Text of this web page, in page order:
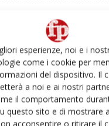
esperienze, noi e i
come i cookie per
del dispositivo. Il
a noi e ai nostri
il comportamento
questo sito e di mostrare
acconsentire o ritirare il
Daniele Colombo